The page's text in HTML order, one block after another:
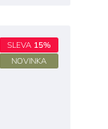
SLEVA 15%
NOVINKA